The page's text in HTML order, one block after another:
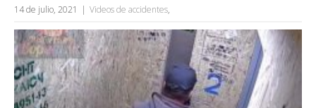
14 de julio, 2021 Videos de accidentes,